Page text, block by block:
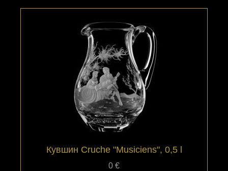
Кувшин Cruche "Musiciens", 0,5 l
0 €